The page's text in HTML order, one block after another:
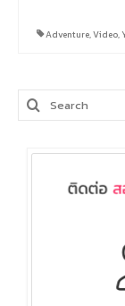
Adventure,Video,
Search
for: